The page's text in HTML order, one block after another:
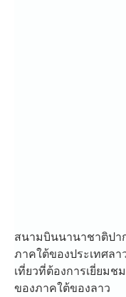
สนามบินนานาชาติป
ภาคใต้ของประเทศ
เที่ยวที่ต้องการเยี่ยม
ของภาคใต้ของลาว